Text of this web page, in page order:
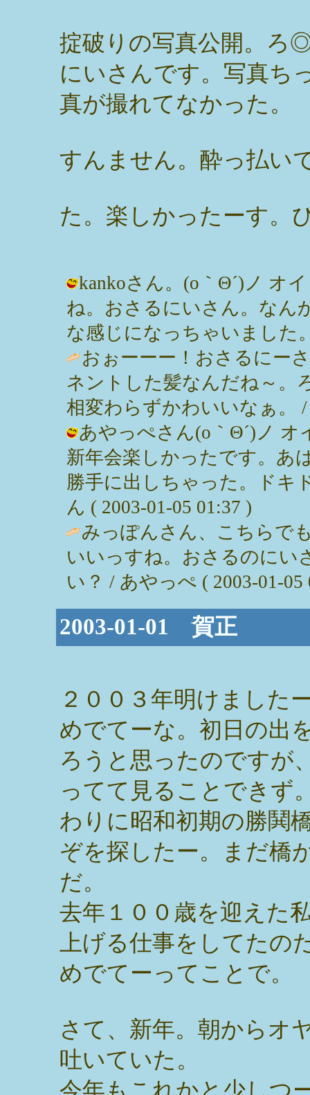
掟破りの写真公開。ろ
にいさんです。写真ち
真が撮れてなかった。
すんません。酔っ払い
た。楽しかったーす。
kankoさん。(o｀Θ´)ノ オ
ね。おさるにいさん。なん
な感じになっちゃいました
おぉーーー！おさるにー
ネントした髪なんだね～
相変わらずかわいいなぁ。 /
あやっぺさん(o｀Θ´)ノ
新年会楽しかったです。あ
勝手に出しちゃった。ドキ
ん ( 2003-01-05 01:37 )
みっぽんさん、こちらで
いいっすね。おさるのにい
い？ / あやっぺ ( 2003-01-05
2003-01-01 賀正
２００３年明けました
めでてーな。初日の出
ろうと思ったのですが
ってて見ることできず
わりに昭和初期の勝鬨
ぞを探したー。まだ橋
だ。
去年１００歳を迎えた
上げる仕事をしてたの
めでてーってことで。
さて、新年。朝からオ
吐いていた。